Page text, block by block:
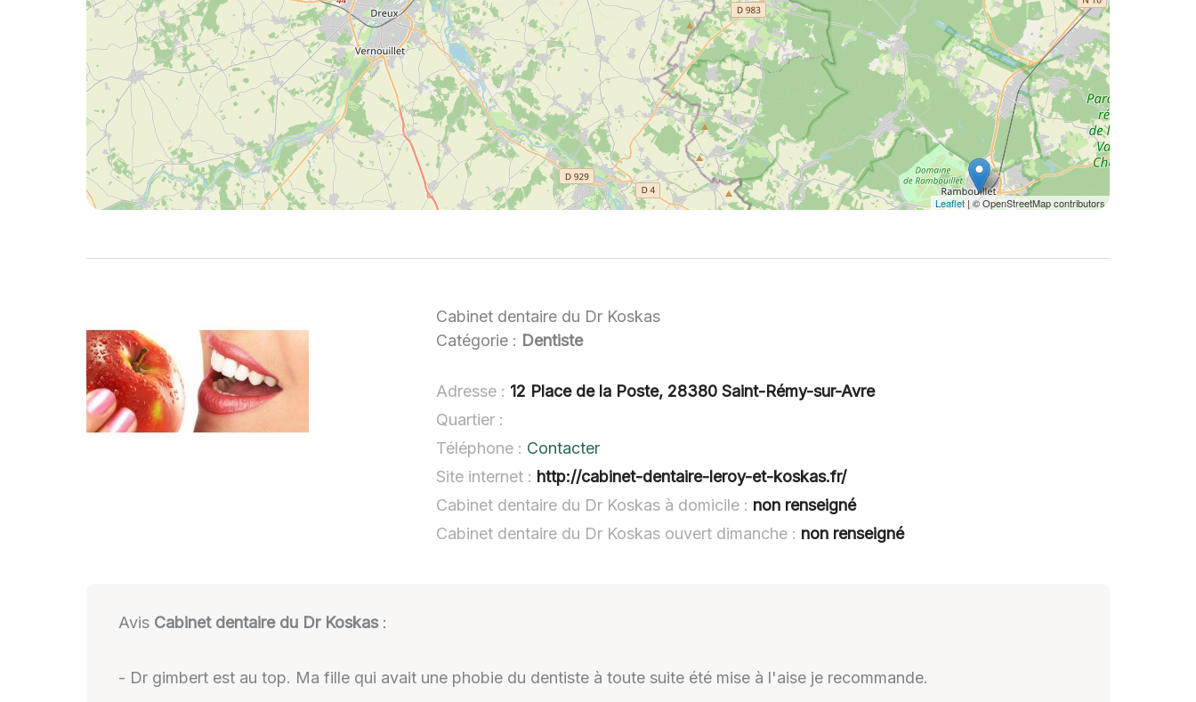
Leaflet | © OpenStreetMap contributors
Cabinet dentaire du Dr Koskas
Catégorie : Dentiste
Adresse : 12 Place de la Poste, 28380 Saint-Rémy-sur-Avre
Quartier :
Téléphone : Contacter
Site internet : http://cabinet-dentaire-leroy-et-koskas.fr/
Cabinet dentaire du Dr Koskas à domicile : non renseigné
Cabinet dentaire du Dr Koskas ouvert dimanche : non renseigné
Avis Cabinet dentaire du Dr Koskas:
- Dr gimbert est au top. Ma fille qui avait une phobie du dentiste à toute suite été mise à l'aise je recommande.